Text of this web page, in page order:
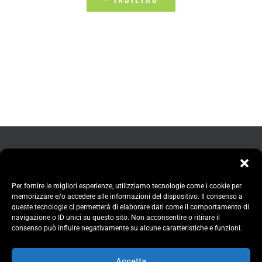
Per fornire le migliori esperienze, utilizziamo tecnologie come i cookie per
memorizzare e/o accedere alle informazioni del dispositivo. Il consenso a
queste tecnologie ci permetterà di elaborare dati come il comportamento di
navigazione o ID unici su questo sito. Non acconsentire o ritirare il
consenso può influire negativamente su alcune caratteristiche e funzioni.